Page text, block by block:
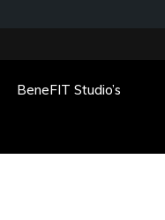
BeneFIT Studio’s